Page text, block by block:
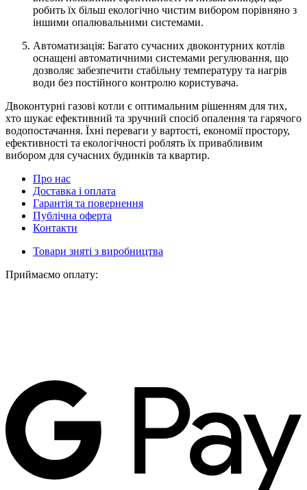
робить їх більш екологічно чистим вибором порівняно з
іншими опалювальними системами.
Автоматизація: Багато сучасних двоконтурних котлів
оснащені автоматичними системами регулювання, що
дозволяє забезпечити стабільну температуру та нагрів
води без постійного контролю користувача.
Двоконтурні газові котли є оптимальним рішенням для тих,
хто шукає ефективний та зручний спосіб опалення та гарячого
водопостачання. Їхні переваги у вартості, економії простору,
ефективності та екологічності роблять їх привабливим
вибором для сучасних будинків та квартир.
Про нас
Доставка і оплата
Гарантія та повернення
Публічна оферта
Контакти
Товари зняті з виробництва
Приймаємо оплату: